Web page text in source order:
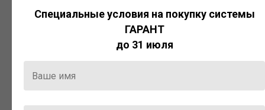
Компания «Гарант» стала
ГАРАНТ
Актуальная правовая информация
и инструменты для максимально
эффективной работы с ней.
Специальные условия на покупку системы
ГАРАНТ
до 31 июля